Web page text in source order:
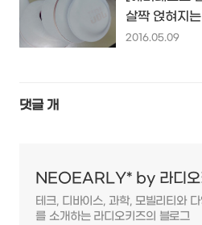
살짝 얹혀지
스 헤드폰 개봉
2016.05.09
댓글 개
NEOEARLY* by 라디오
테크, 디바이스, 과학, 모빌리티와
를 소개하는 라디오키즈의 블로그